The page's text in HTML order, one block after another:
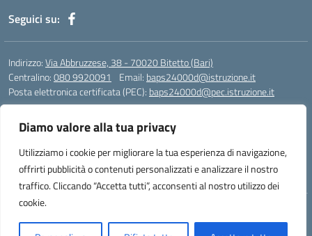
Diamo valore alla tua privacy
Utilizziamo i cookie per migliorare la tua esperienza di navigazione,
offrirti pubblicità o contenuti personalizzati e analizzare il nostro
traffico. Cliccando “Accetta tutti”, acconsenti al nostro utilizzo dei
cookie.
Seguici su:
Indirizzo:Via Abbruzzese, 38 - 70020 Bitetto (Bari)
Centralino:080 9920091 Email: baps24000d@istruzione.it
Posta elettronica certificata (PEC): baps24000d@pec.istruzione.it
Codice meccanografico:BAPS24000D
Codice Indice delle Pubbliche Amministrazioni (IPA): istsc_baps24000d
Codice unico di fatturazione (CUF): UFOR9J